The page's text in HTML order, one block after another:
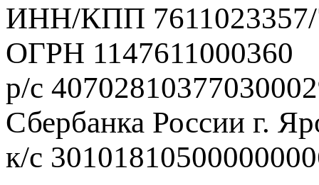
ИНН/КПП 7611023357/
ОГРН 1147611000360
р/с
Сбербанка России г.
к/с